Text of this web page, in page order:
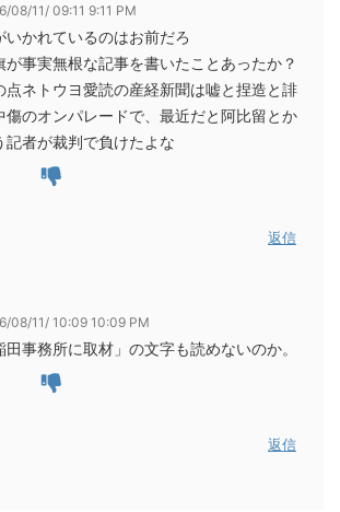
08/11/ 09:11 9:11 PM
いかれているのはお前だろ
が事実無根な記事を書いたことあったか？
点ネトウヨ愛読の産経新聞は嘘と捏造と誹
傷のオンパレードで、最近だと阿比留とか
記者が裁判で負けたよな
返信
08/11/ 10:09 10:09 PM
田事務所に取材」の文字も読めないのか。
返信